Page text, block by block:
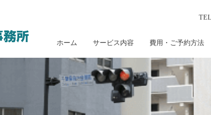
TEL
ホーム サービス内容 費用・ご予約方法